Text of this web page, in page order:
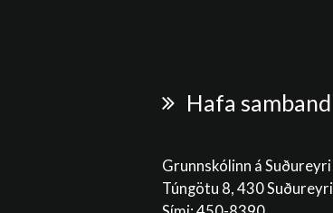
Hafa samband
Grunnskólinn á Suðureyri
Túngötu 8, 430 Suðureyri